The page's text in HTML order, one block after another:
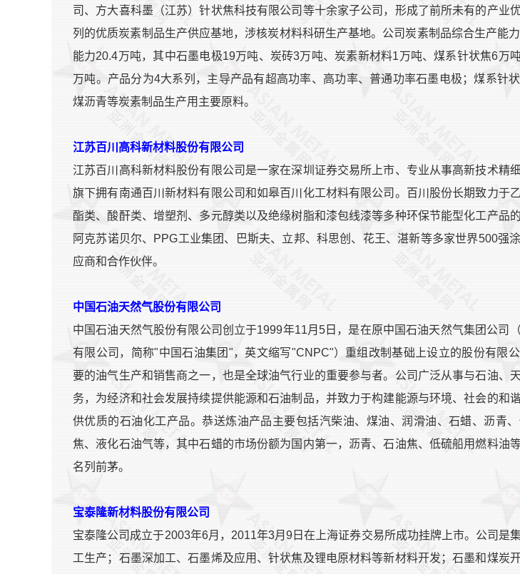
司、方大喜科墨（江苏）针状焦科技有限公司等十余家子公司，形成了前所未有的产业
列的优质炭素制品生产供应基地，涉核炭材料科研生产基地。公司炭素制品综合生产能
能力20.4万吨，其中石墨电极19万吨、炭砖3万吨、炭素新材料1万吨、煤系针状焦6万
万吨。产品分为4大系列，主导产品有超高功率、高功率、普通功率石墨电极；煤系针状
煤沥青等炭素制品生产用主要原料。
江苏百川高科新材料股份有限公司
江苏百川高科新材料股份有限公司是一家在深圳证券交易所上市、专业从事高新技术精
旗下拥有南通百川新材料有限公司和如皋百川化工材料有限公司。百川股份长期致力于
酯类、酸酐类、增塑剂、多元醇类以及绝缘树脂和漆包线漆等多种环保节能型化工产品
阿克苏诺贝尔、PPG工业集团、巴斯夫、立邦、科思创、花王、湛新等多家世界500强
应商和合作伙伴。
中国石油天然气股份有限公司
中国石油天然气股份有限公司创立于1999年11月5日，是在原中国石油天然气集团公司
有限公司，简称"中国石油集团"，英文缩写"CNPC"）重组改制基础上设立的股份有限
要的油气生产和销售商之一，也是全球油气行业的重要参与者。公司广泛从事与石油、
务，为经济和社会发展持续提供能源和石油制品，并致力于构建能源与环境、社会的和
供优质的石油化工产品。恭送炼油产品主要包括汽柴油、煤油、润滑油、石蜡、沥青
焦、液化石油气等，其中石蜡的市场份额为国内第一，沥青、石油焦、低硫船用燃料油
名列前茅。
宝泰隆新材料股份有限公司
宝泰隆公司成立于2003年6月，2011年3月9日在上海证券交易所成功挂牌上市。公司是
工生产；石墨深加工、石墨烯及应用、针状焦及锂电原材料等新材料开发；石墨和煤炭